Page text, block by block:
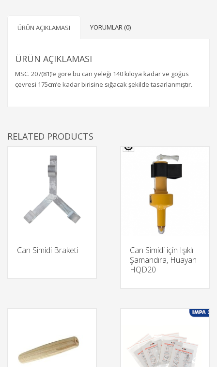
ÜRÜN AÇIKLAMASI YORUMLAR (0)
ÜRÜN AÇIKLAMASI
MSC. 207(81)’e göre bu can yeleği 140 kiloya kadar ve göğüs
çevresi 175cm’e kadar birisine sığacak şekilde tasarlanmıştır.
RELATED PRODUCTS
Can Simidi Braketi
Can Simidi için Işıklı
Şamandıra, Huayan
HQD20